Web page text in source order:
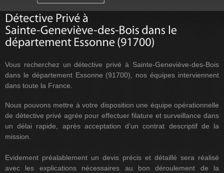
Vous recherchez un détective privé à Sainte-Geneviève-des-Bois
dans le département Essonne (91700), nos équipes interviennent
dans toute la France.
Nous pouvons mettre à votre disposition une équipe opérationnelle
de détective privé agrée pour effectuer filature et surveillance dans
un délai rapide, après acceptation d’un contrat descriptif de la
mission.
Evidement préalablement un devis précis et détaillé sera réalisé
avec les explications nécessaires au bon déroulement de la